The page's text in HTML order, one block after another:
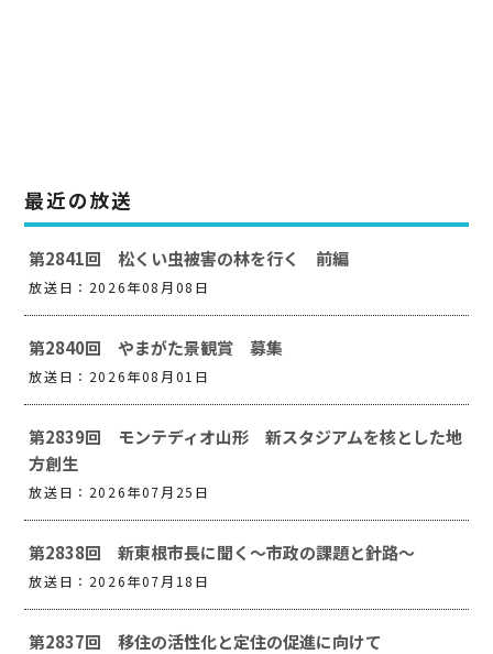
最近の放送
第2841回 松くい虫被害の林を行く 前編
放送日：2026年08月08日
第2840回 やまがた景観賞 募集
放送日：2026年08月01日
第2839回 モンテディオ山形 新スタジアムを核とした地
方創生
放送日：2026年07月25日
第2838回 新東根市長に聞く～市政の課題と針路～
放送日：2026年07月18日
第2837回 移住の活性化と定住の促進に向けて